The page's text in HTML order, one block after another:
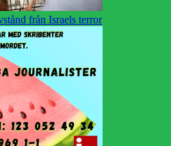
från Israels terror